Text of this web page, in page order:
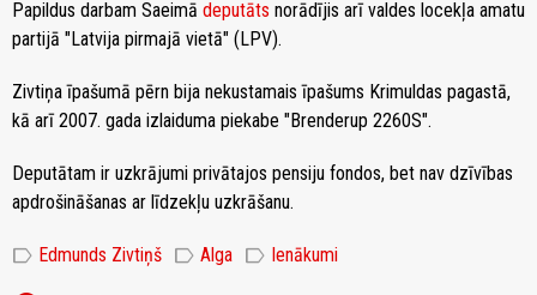
Papildus darbam Saeimā deputāts norādījis arī valdes locekļa amatu
partijā "Latvija pirmajā vietā" (LPV).
Zivtiņa īpašumā pērn bija nekustamais īpašums Krimuldas pagastā,
kā arī 2007. gada izlaiduma piekabe "Brenderup 2260S".
Deputātam ir uzkrājumi privātajos pensiju fondos, bet nav dzīvības
apdrošināšanas ar līdzekļu uzkrāšanu.
label Edmunds Zivtiņš label Alga label Ienākumi